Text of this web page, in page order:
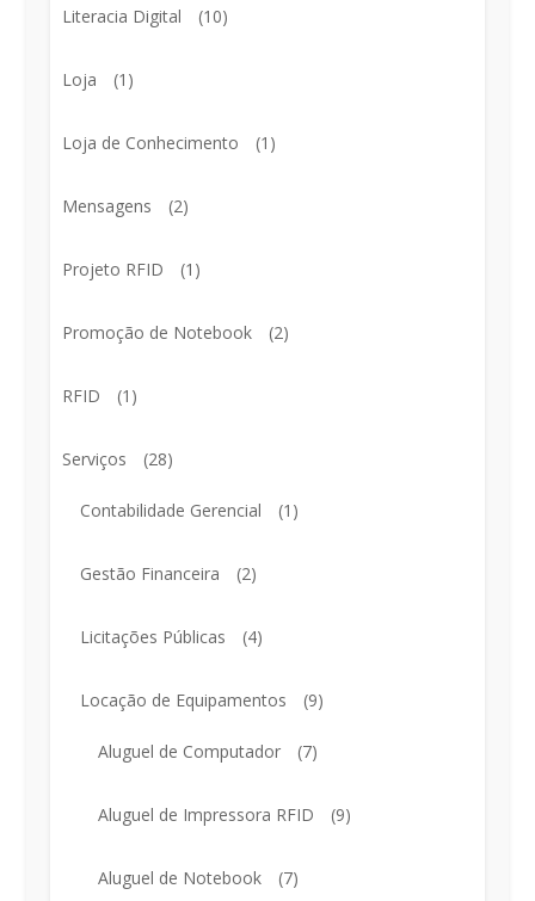
Literacia Digital (10)
Loja (1)
Loja de Conhecimento (1)
Mensagens (2)
Projeto RFID (1)
Promoção de Notebook (2)
RFID (1)
Serviços (28)
Contabilidade Gerencial (1)
Gestão Financeira (2)
Licitações Públicas (4)
Locação de Equipamentos (9)
Aluguel de Computador (7)
Aluguel de Impressora RFID (9)
Aluguel de Notebook (7)